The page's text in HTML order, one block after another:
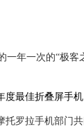
一年一次的“极
罗拉手机部门共